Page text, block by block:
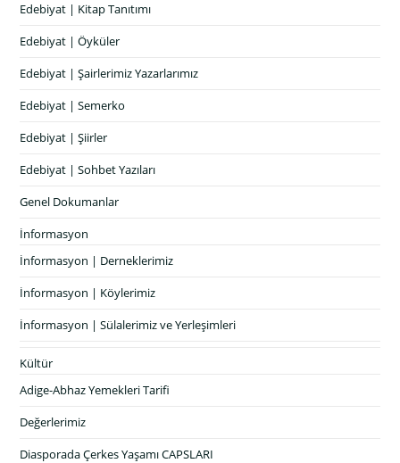
Edebiyat | Kitap Tanıtımı
Edebiyat | Öyküler
Edebiyat | Şairlerimiz Yazarlarımız
Edebiyat | Semerko
Edebiyat | Şiirler
Edebiyat | Sohbet Yazıları
Genel Dokumanlar
İnformasyon
İnformasyon | Derneklerimiz
İnformasyon | Köylerimiz
İnformasyon | Sülalerimiz ve Yerleşimleri
Kültür
Adige-Abhaz Yemekleri Tarifi
Değerlerimiz
Diasporada Çerkes Yaşamı CAPSLARI